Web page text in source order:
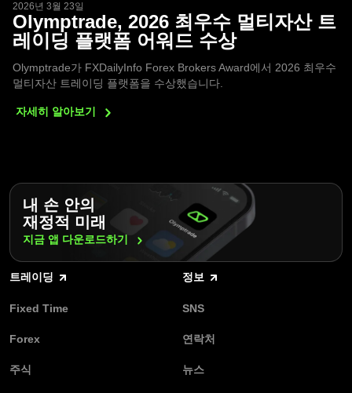
2026년 3월 23일
Olymptrade, 2026 최우수 멀티자산 트
레이딩 플랫폼 어워드 수상
Olymptrade가 FXDailyInfo Forex Brokers Award에서 2026 최우수
멀티자산 트레이딩 플랫폼을 수상했습니다.
자세히 알아보기
내 손 안의
재정적 미래
지금 앱 다운로드하기
트레이딩
Fixed Time
Forex
주식
정보
SNS
연락처
뉴스